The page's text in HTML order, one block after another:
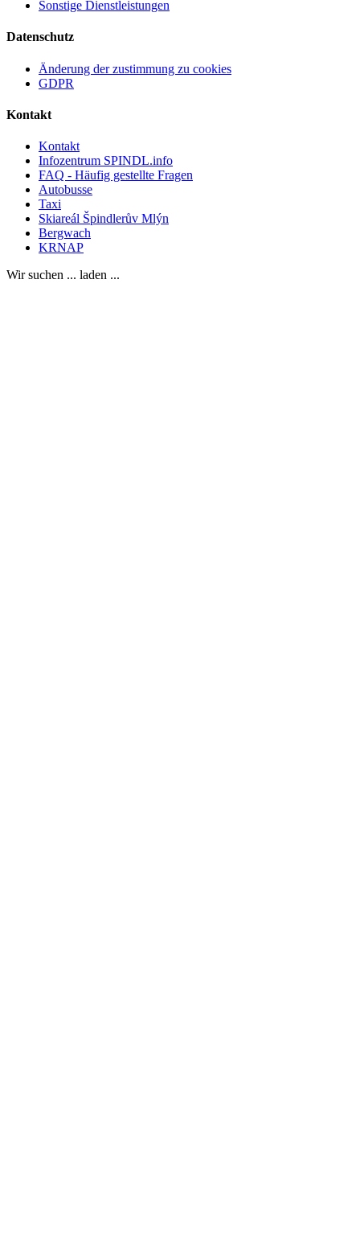
Sonstige Dienstleistungen
Datenschutz
Änderung der zustimmung zu cookies
GDPR
Kontakt
Kontakt
Infozentrum SPINDL.info
FAQ - Häufig gestellte Fragen
Autobusse
Taxi
Skiareál Špindlerův Mlýn
Bergwach
KRNAP
Wir suchen ... laden ...